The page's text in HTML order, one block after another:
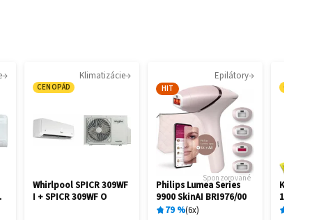
Klimatizácie
CENOPÁD
Whirlpool SPICR 309WF
I + SPICR 309WF O
Epilátory
HIT
Sponzorované
Philips Lumea Series
9900 SkinAI BRI976/00
79 % 6x
1.081-